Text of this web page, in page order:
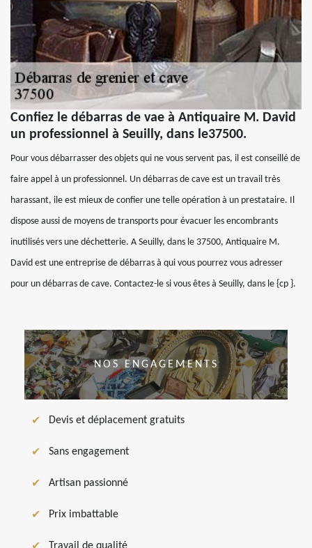
Confiez le débarras de vae à Antiquaire M. David
un professionnel à Seuilly, dans le37500.
Pour vous débarrasser des objets qui ne vous servent pas, il est conseillé de
faire appel à un professionnel. Un débarras de cave est un travail très
harassant, ile est mieux de confier une telle opération à un prestataire. Il
dispose aussi de moyens de transports pour évacuer les encombrants
inutilisés vers une déchetterie. A Seuilly, dans le 37500, Antiquaire M.
David est une entreprise de débarras à qui vous pourrez vous adresser
pour un débarras de cave. Contactez-le si vous êtes à Seuilly, dans le {cp }.
NOS ENGAGEMENTS
Devis et déplacement gratuits
Sans engagement
Artisan passionné
Prix imbattable